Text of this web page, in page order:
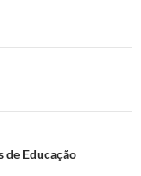
de Educação